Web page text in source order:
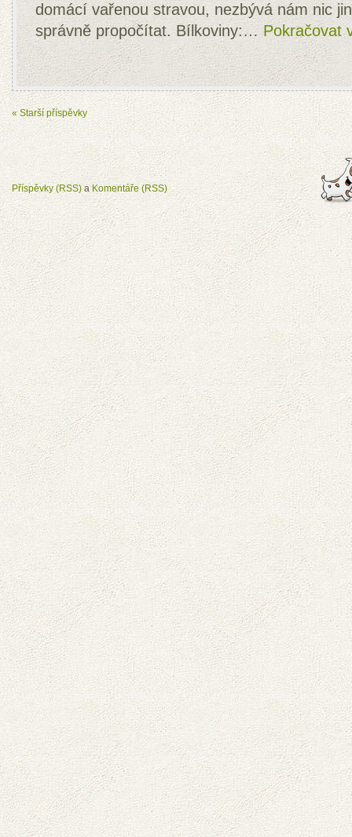
domácí vařenou stravou, nezbývá nám nic
správně propočítat. Bílkoviny:…Pokračovat
« Starší příspěvky
Příspěvky (RSS) a Komentáře (RSS)